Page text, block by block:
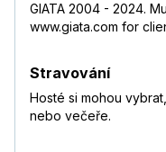
GIATA 2004 - 2024.
www.giata.com for
Stravování
Hosté si mohou
nebo večeře.